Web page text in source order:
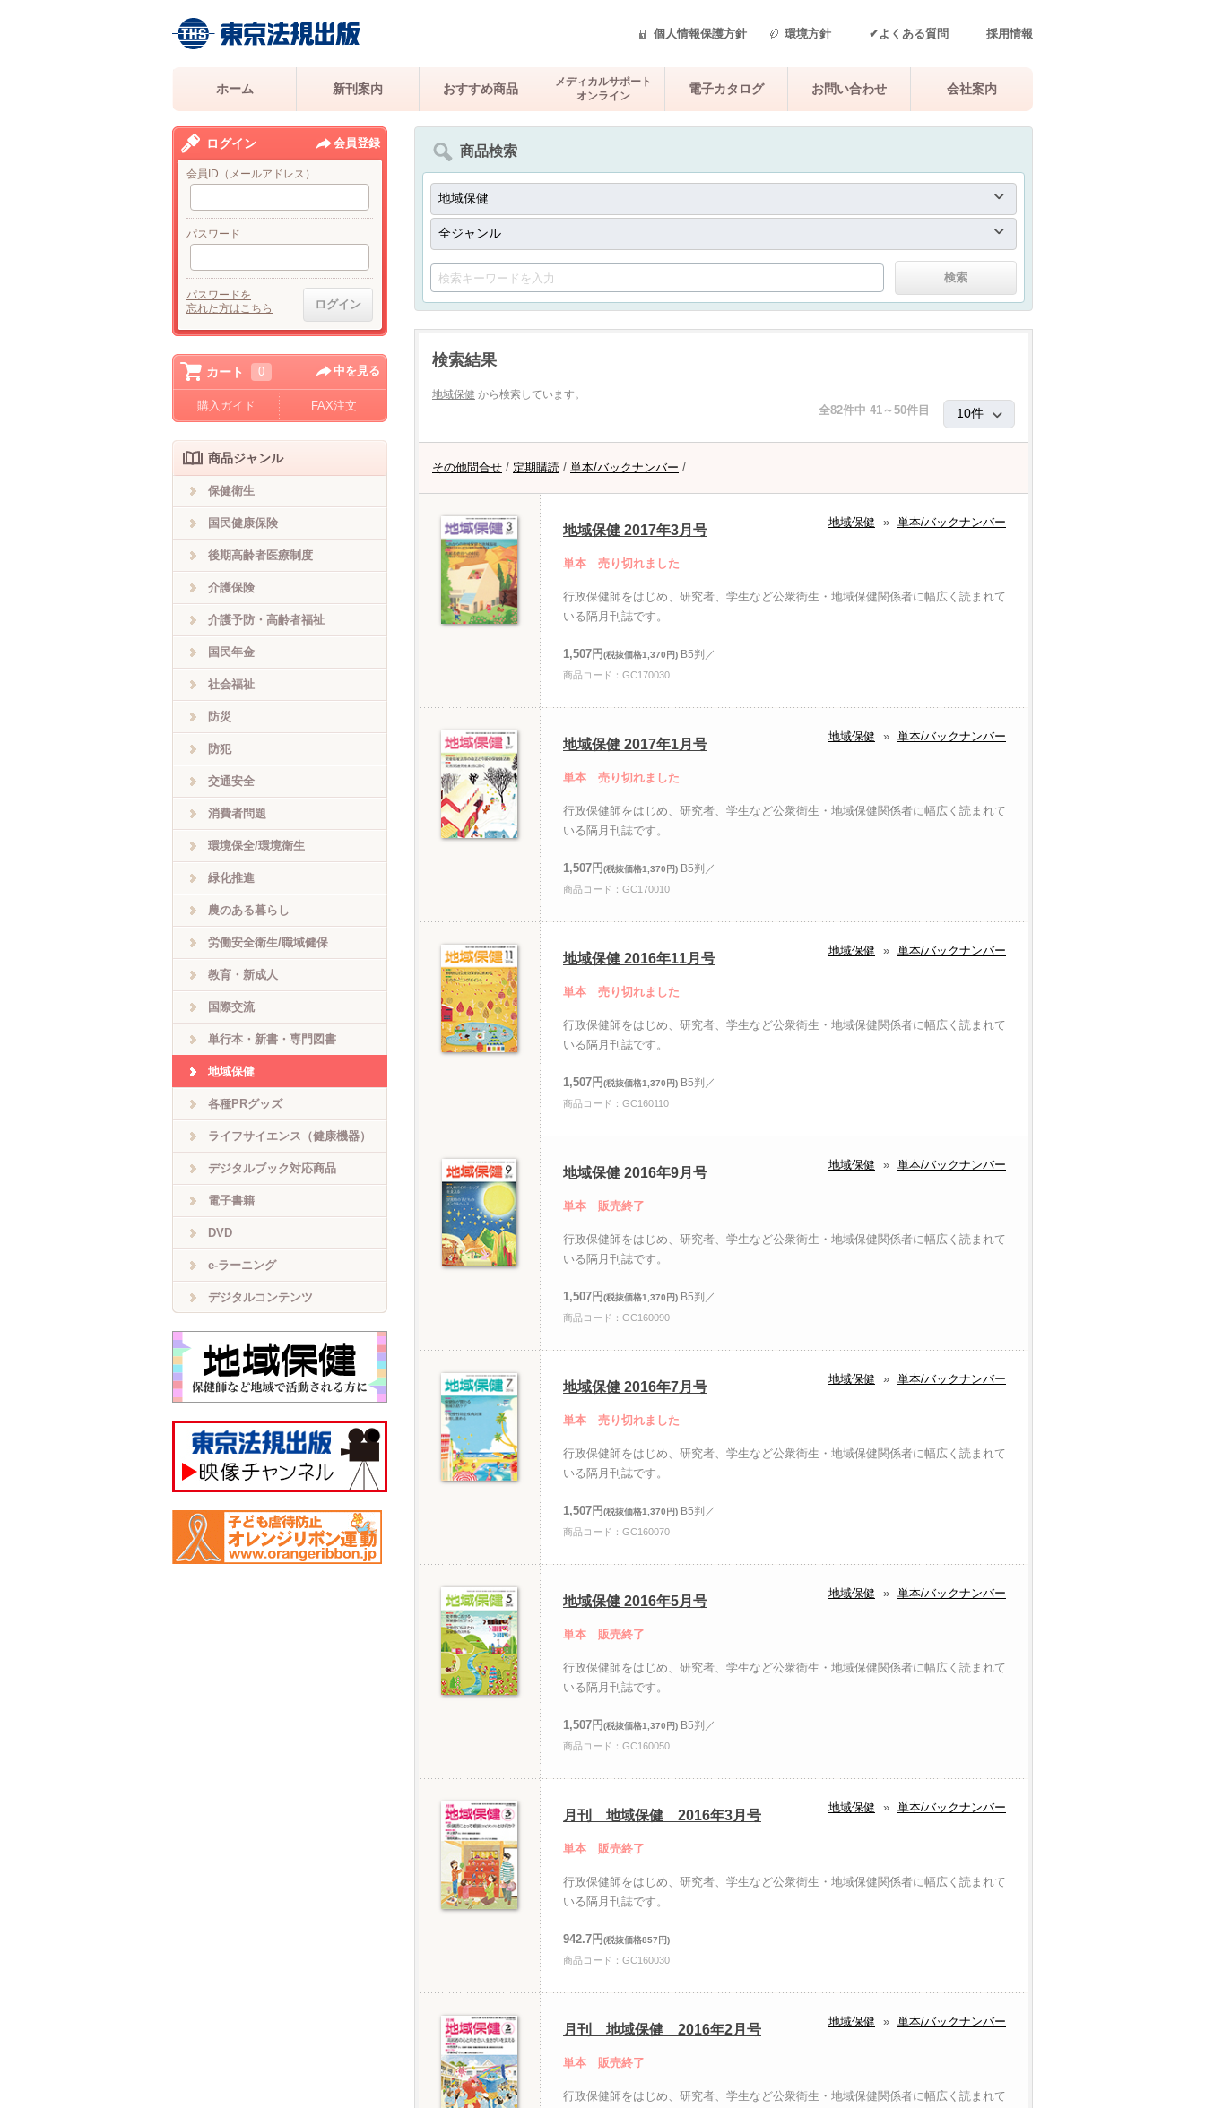
個人情報保護方針 環境方針 ✔よくある質問 採用情報
ホーム 新刊案内 おすすめ商品
メディカルサポート
オンライン
電子カタログ お問い合わせ 会社案内
商品検索
検索結果
地域保健 から検索しています。
全82件中 41～50件目
その他問合せ / 定期購読 / 単本/バックナンバー /
地域保健 » 単本/バックナンバー
地域保健 2017年3月号
単本 売り切れました
行政保健師をはじめ、研究者、学生など公衆衛生・地域保健関係者に幅広く読まれて
いる隔月刊誌です。
1,507円(税抜価格1,370円) B5判／
商品コード：GC170030
地域保健 » 単本/バックナンバー
地域保健 2017年1月号
単本 売り切れました
行政保健師をはじめ、研究者、学生など公衆衛生・地域保健関係者に幅広く読まれて
いる隔月刊誌です。
1,507円(税抜価格1,370円) B5判／
商品コード：GC170010
地域保健 » 単本/バックナンバー
地域保健 2016年11月号
単本 売り切れました
行政保健師をはじめ、研究者、学生など公衆衛生・地域保健関係者に幅広く読まれて
いる隔月刊誌です。
1,507円(税抜価格1,370円) B5判／
商品コード：GC160110
地域保健 » 単本/バックナンバー
地域保健 2016年9月号
単本 販売終了
行政保健師をはじめ、研究者、学生など公衆衛生・地域保健関係者に幅広く読まれて
いる隔月刊誌です。
1,507円(税抜価格1,370円) B5判／
商品コード：GC160090
地域保健 » 単本/バックナンバー
地域保健 2016年7月号
単本 売り切れました
行政保健師をはじめ、研究者、学生など公衆衛生・地域保健関係者に幅広く読まれて
いる隔月刊誌です。
1,507円(税抜価格1,370円) B5判／
商品コード：GC160070
地域保健 » 単本/バックナンバー
地域保健 2016年5月号
単本 販売終了
行政保健師をはじめ、研究者、学生など公衆衛生・地域保健関係者に幅広く読まれて
いる隔月刊誌です。
1,507円(税抜価格1,370円) B5判／
商品コード：GC160050
地域保健 » 単本/バックナンバー
月刊 地域保健 2016年3月号
単本 販売終了
行政保健師をはじめ、研究者、学生など公衆衛生・地域保健関係者に幅広く読まれて
いる隔月刊誌です。
942.7円(税抜価格857円)
商品コード：GC160030
地域保健 » 単本/バックナンバー
月刊 地域保健 2016年2月号
単本 販売終了
行政保健師をはじめ、研究者、学生など公衆衛生・地域保健関係者に幅広く読まれて
ログイン 会員登録
会員ID（メールアドレス）
パスワード
パスワードを
忘れた方はこちら
カート 0 中を見る
購入ガイド FAX注文
商品ジャンル
保健衛生
国民健康保険
後期高齢者医療制度
介護保険
介護予防・高齢者福祉
国民年金
社会福祉
防災
防犯
交通安全
消費者問題
環境保全/環境衛生
緑化推進
農のある暮らし
労働安全衛生/職域健保
教育・新成人
国際交流
単行本・新書・専門図書
地域保健
各種PRグッズ
ライフサイエンス（健康機器）
デジタルブック対応商品
電子書籍
DVD
e-ラーニング
デジタルコンテンツ